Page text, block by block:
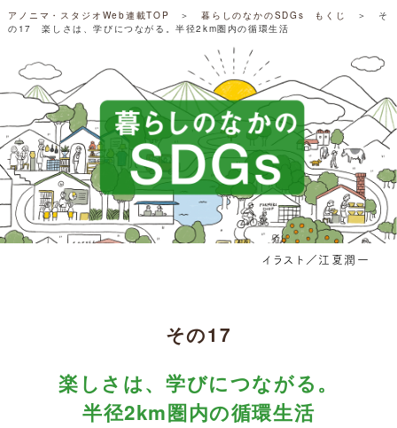
アノニマ・スタジオWeb連載TOP ＞ 暮らしのなかのSDGs もくじ
＞ そ
の17 楽しさは、学びにつながる。半径2km圏内の循環生活
イラスト／江夏潤一
その17
楽しさは、学びにつながる。
半径2km圏内の循環生活